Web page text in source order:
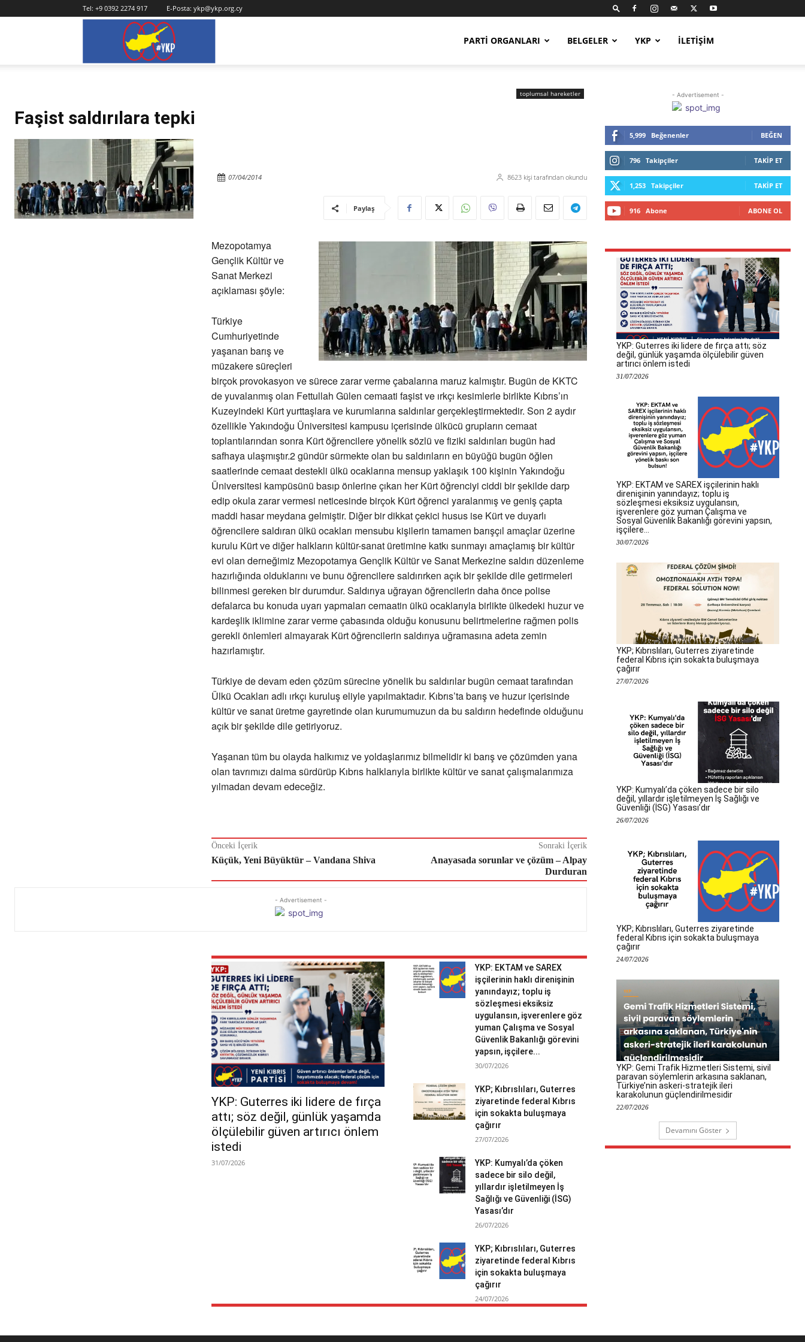
Tel: +9 0392 2274 917 E-Posta: ykp@ykp.org.cy
PARTI ORGANLARI BELGELER YKP İLETIŞIM
toplumsal hareketler
Faşist saldırılara tepki
8623kişi tarafından okundu
07/04/2014
Paylaş
Mezopotamya
Gençlik Kültür ve
Sanat Merkezi
açıklaması şöyle:
Türkiye
Cumhuriyetinde
yaşanan barış ve
müzakere süreçleri
birçok provokasyon ve sürece zarar verme çabalarına maruz kalmıştır. Bugün de KKTC
de yuvalanmış olan Fettullah Gülen cemaati faşist ve ırkçı kesimlerle birlikte Kıbrıs’ın
Kuzeyindeki Kürt yurttaşlara ve kurumlarına saldırılar gerçekleştirmektedir. Son 2 aydır
özellikle Yakındoğu Üniversitesi kampusu içerisinde ülkücü grupların cemaat
toplantılarından sonra Kürt öğrencilere yönelik sözlü ve fiziki saldırıları bugün had
safhaya ulaşmıştır.2 gündür sürmekte olan bu saldırıların en büyüğü bugün öğlen
saatlerinde cemaat destekli ülkü ocaklarına mensup yaklaşık 100 kişinin Yakındoğu
Üniversitesi kampüsünü basıp önlerine çıkan her Kürt öğrenciyi ciddi bir şekilde darp
edip okula zarar vermesi neticesinde birçok Kürt öğrenci yaralanmış ve geniş çapta
maddi hasar meydana gelmiştir. Diğer bir dikkat çekici husus ise Kürt ve duyarlı
öğrencilere saldıran ülkü ocakları mensubu kişilerin tamamen barışçıl amaçlar üzerine
kurulu Kürt ve diğer halkların kültür-sanat üretimine katkı sunmayı amaçlamış bir kültür
evi olan derneğimiz Mezopotamya Gençlik Kültür ve Sanat Merkezine saldırı düzenleme
hazırlığında olduklarını ve bunu öğrencilere saldırırken açık bir şekilde dile getirmeleri
bilinmesi gereken bir durumdur. Saldırıya uğrayan öğrencilerin daha önce polise
defalarca bu konuda uyarı yapmaları cemaatin ülkü ocaklarıyla birlikte ülkedeki huzur ve
kardeşlik iklimine zarar verme çabasında olduğu konusunu belirtmelerine rağmen polis
gerekli önlemleri almayarak Kürt öğrencilerin saldırıya uğramasına adeta zemin
hazırlamıştır.
Türkiye de devam eden çözüm sürecine yönelik bu saldırılar bugün cemaat tarafından
Ülkü Ocakları adlı ırkçı kuruluş eliyle yapılmaktadır. Kıbrıs’ta barış ve huzur içerisinde
kültür ve sanat üretme gayretinde olan kurumumuzun da bu saldırın hedefinde olduğunu
açık bir şekilde dile getiriyoruz.
Yaşanan tüm bu olayda halkımız ve yoldaşlarımız bilmelidir ki barış ve çözümden yana
olan tavrımızı daima sürdürüp Kıbrıs halklarıyla birlikte kültür ve sanat çalışmalarımıza
yılmadan devam edeceğiz.
Önceki İçerik
Küçük, Yeni Büyüktür – Vandana Shiva
Sonraki İçerik
Anayasada sorunlar ve çözüm – Alpay
Durduran
- Advertisement -
YKP: Guterres iki lidere de fırça
attı; söz değil, günlük yaşamda
ölçülebilir güven artırıcı önlem
istedi
31/07/2026
YKP: EKTAM ve SAREX
işçilerinin haklı direnişinin
yanındayız; toplu iş
sözleşmesi eksiksiz
uygulansın, işverenlere göz
yuman Çalışma ve Sosyal
Güvenlik Bakanlığı görevini
yapsın, işçilere...
30/07/2026
YKP; Kıbrıslıları, Guterres
ziyaretinde federal Kıbrıs
için sokakta buluşmaya
çağırır
27/07/2026
YKP: Kumyalı’da çöken
sadece bir silo değil,
yıllardır işletilmeyen İş
Sağlığı ve Güvenliği (İSG)
Yasası’dır
26/07/2026
YKP; Kıbrıslıları, Guterres
ziyaretinde federal Kıbrıs
için sokakta buluşmaya
çağırır
24/07/2026
- Advertisement -
5,999 Beğenenler BEĞEN
796 Takipçiler TAKIP ET
1,253 Takipçiler TAKIP ET
916 Abone ABONE OL
YKP: Guterres iki lidere de fırça attı; söz
değil, günlük yaşamda ölçülebilir güven
artırıcı önlem istedi
31/07/2026
YKP: EKTAM ve SAREX işçilerinin haklı
direnişinin yanındayız; toplu iş
sözleşmesi eksiksiz uygulansın,
işverenlere göz yuman Çalışma ve
Sosyal Güvenlik Bakanlığı görevini yapsın,
işçilere...
30/07/2026
YKP; Kıbrıslıları, Guterres ziyaretinde
federal Kıbrıs için sokakta buluşmaya
çağırır
27/07/2026
YKP: Kumyalı’da çöken sadece bir silo
değil, yıllardır işletilmeyen İş Sağlığı ve
Güvenliği (İSG) Yasası’dır
26/07/2026
YKP; Kıbrıslıları, Guterres ziyaretinde
federal Kıbrıs için sokakta buluşmaya
çağırır
24/07/2026
YKP: Gemi Trafik Hizmetleri Sistemi, sivil
paravan söylemlerin arkasına saklanan,
Türkiye’nin askeri-stratejik ileri
karakolunun güçlendirilmesidir
22/07/2026
Devamını Göster